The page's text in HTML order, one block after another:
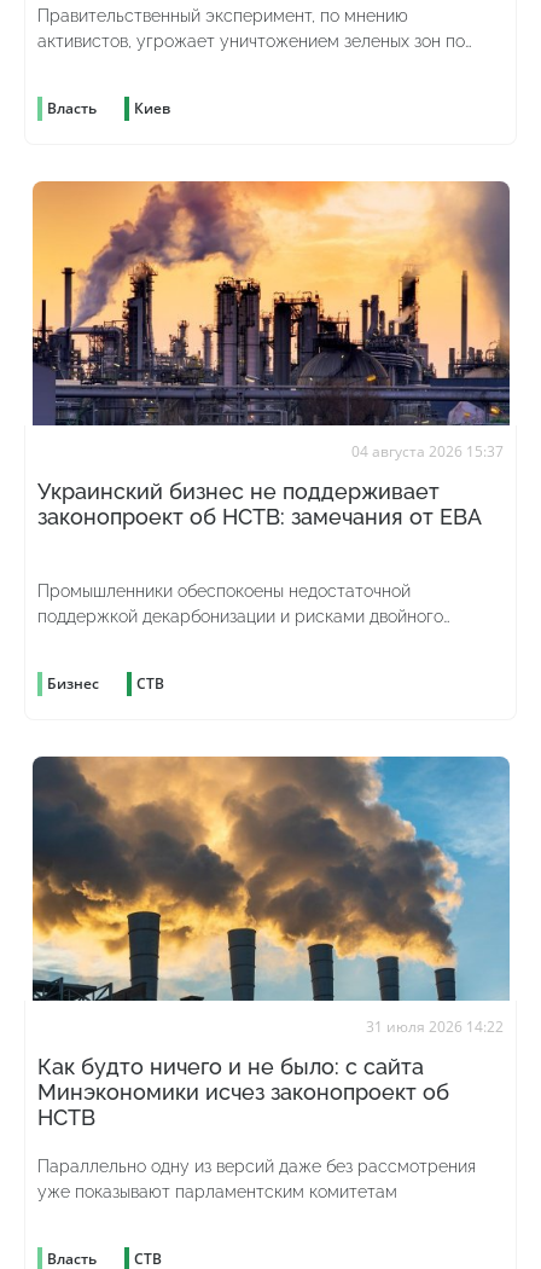
Правительственный эксперимент, по мнению
активистов, угрожает уничтожением зеленых зон по
Власть Киев
04 августа 2026 15:37
Украинский бизнес не поддерживает
законопроект об НСТВ: замечания от ЕВА
Промышленники обеспокоены недостаточной
поддержкой декарбонизации и рисками двойного
Бизнес СТВ
31 июля 2026 14:22
Как будто ничего и не было: с сайта
Минэкономики исчез законопроект об
НСТВ
Параллельно одну из версий даже без рассмотрения
уже показывают парламентским комитетам
Власть СТВ